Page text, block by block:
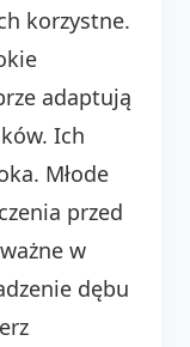
korzystne.
adaptują
Ich
Młode
przed
w
dębu